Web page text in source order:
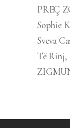
PREÇ
Sophie
Sveva
Të Rinj